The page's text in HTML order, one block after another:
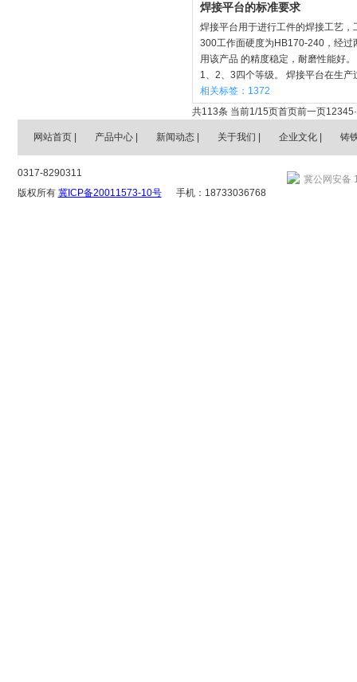
焊接平台的标准要求
焊接平台用于进行工件的焊接工艺
300工作面硬度为HB170-240，经
用该产品 的精度稳定，耐磨性能好
1、2、3四个等级。 焊接平台在生产
相关标签：1372
共113条 当前1/15页首页前一页12345
网站首页| 产品中心| 新闻动态| 关于我们 企业文化| 铸
冀公网安备
0317-8290311
版权所有 冀ICP备20011573-10号手机：18733036768